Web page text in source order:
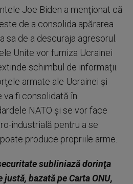
Joe Biden a menţionat că
de a consolida apărarea
sa de a descuraja agresorul.
Unite vor furniza Ucrainei
schimbul de informaţii.
armate ale Ucrainei şi
va fi consolidată în
NATO şi se vor face
industrială pentru a se
produce propriile arme.
subliniază dorinţa
bazată pe Carta ONU,